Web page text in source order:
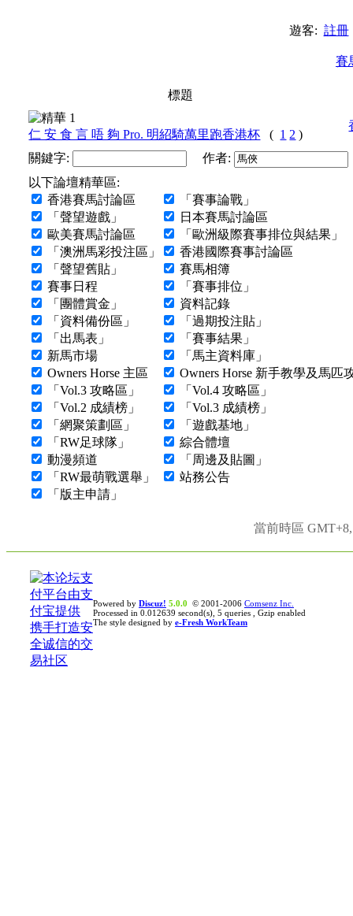
遊客: 註冊
賽
標題
仁 安 食 言 唔 夠 Pro. 明紹騎萬里跑香港杯 ( 1 2 )
關鍵字: 作者:
以下論壇精華區:
香港賽馬討論區
「賽事論戰」
「聲望遊戲」
日本賽馬討論區
歐美賽馬討論區
「歐洲級際賽事排位與結果」
「澳洲馬彩投注區」
香港國際賽事討論區
「聲望舊貼」
賽馬相簿
賽事日程
「賽事排位」
「團體賞金」
資料記錄
「資料備份區」
「過期投注貼」
「出馬表」
「賽事結果」
新馬市場
「馬主資料庫」
Owners Horse 主區
Owners Horse 新手教學及馬匹
「Vol.3 攻略區」
「Vol.4 攻略區」
「Vol.2 成績榜」
「Vol.3 成績榜」
「網聚策劃區」
「遊戲基地」
「RW足球隊」
綜合體壇
動漫頻道
「周邊及貼圖」
「RW最萌戰選舉」
站務公告
「版主申請」
當前時區
Powered by Discuz! 5.0.0 © 2001-2006 Comsenz Inc.
Processed in 0.012639 second(s), 5 queries , Gzip enabled
The style designed by e-Fresh WorkTeam